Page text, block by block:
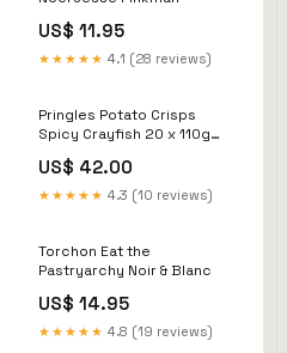
US$ 11.95
★★★★★ 4.1 (28 reviews)
Pringles Potato Crisps
Spicy Crayfish 20 x 110g
US$ 42.00
★★★★★ 4.3 (10 reviews)
Torchon Eat the
Pastryarchy Noir & Blanc
US$ 14.95
★★★★★ 4.8 (19 reviews)